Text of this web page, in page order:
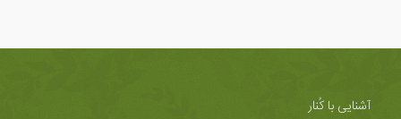
آشنایی با کُنار